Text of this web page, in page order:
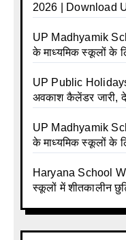
2026 | Download
Basic School
Shiksha Parishad
Calendar List
UP Madhyamik
के माध्यमिक स्कूलों के
Talika | UP
Madhyamik
Holiday Calendar
List 2026
UP Public
अवकाश कैलेंडर जारी,
talika | Sarkari
Holidays Calendar
UP Madhyamik
के माध्यमिक स्कूलों के
Talika | Up
Madhyamik
holiday calendar |
List 2025
Haryana School
स्कूलों में शीतकालीन